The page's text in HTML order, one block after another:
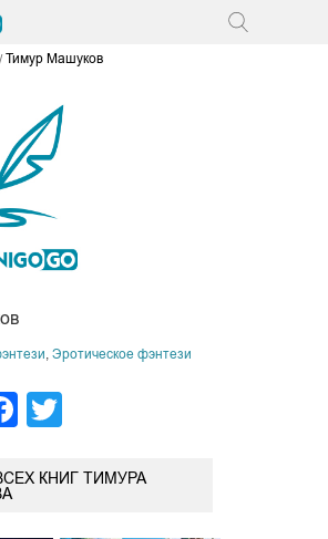
Тимур Машуков
, Эротическое фэнтези
Facebook
КНИГ ТИМУРА